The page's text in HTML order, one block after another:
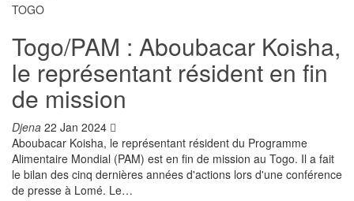
TOGO
Togo/PAM : Aboubacar Koisha,
le représentant résident en fin
de mission
Djena 22 Jan 2024
Aboubacar Koisha, le représentant résident du Programme
Alimentaire Mondial (PAM) est en fin de mission au Togo. Il a fait
le bilan des cinq dernières années d'actions lors d'une conférence
de presse à Lomé. Le…